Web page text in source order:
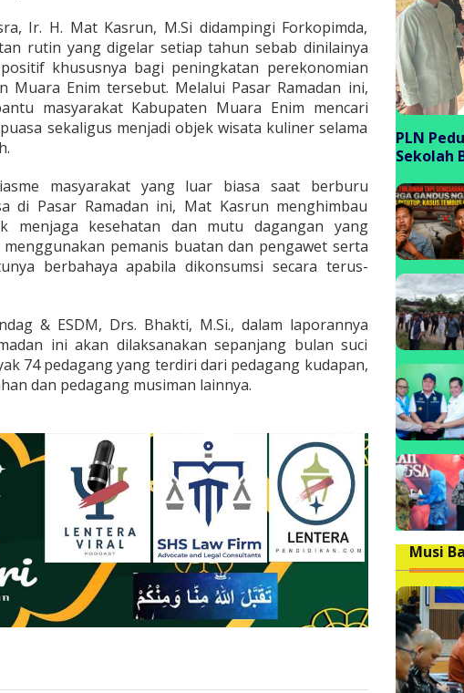
Ir. H. Mat Kasrun, M.Si didampingi Forkopimda,
rutin yang digelar setiap tahun sebab dinilainya
khususnya bagi peningkatan perekonomian
Muara Enim tersebut. Melalui Pasar Ramadan ini,
masyarakat Kabupaten Muara Enim mencari
sekaligus menjadi objek wisata kuliner selama
masyarakat yang luar biasa saat berburu
di Pasar Ramadan ini, Mat Kasrun menghimbau
menjaga kesehatan dan mutu dagangan yang
pemanis buatan dan pengawet serta
berbahaya apabila dikonsumsi secara terus-
& ESDM, Drs. Bhakti, M.Si., dalam laporannya
ini akan dilaksanakan sepanjang bulan suci
74 pedagang yang terdiri dari pedagang kudapan,
dan pedagang musiman lainnya.
PLN
Sekolah
Musi